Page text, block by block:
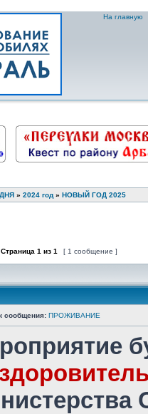
На главную
» 2024 год » НОВЫЙ ГОД 2025
Страница 1 из 1 [ 1 сообщение ]
сообщения: ПРОЖИВАНИЕ